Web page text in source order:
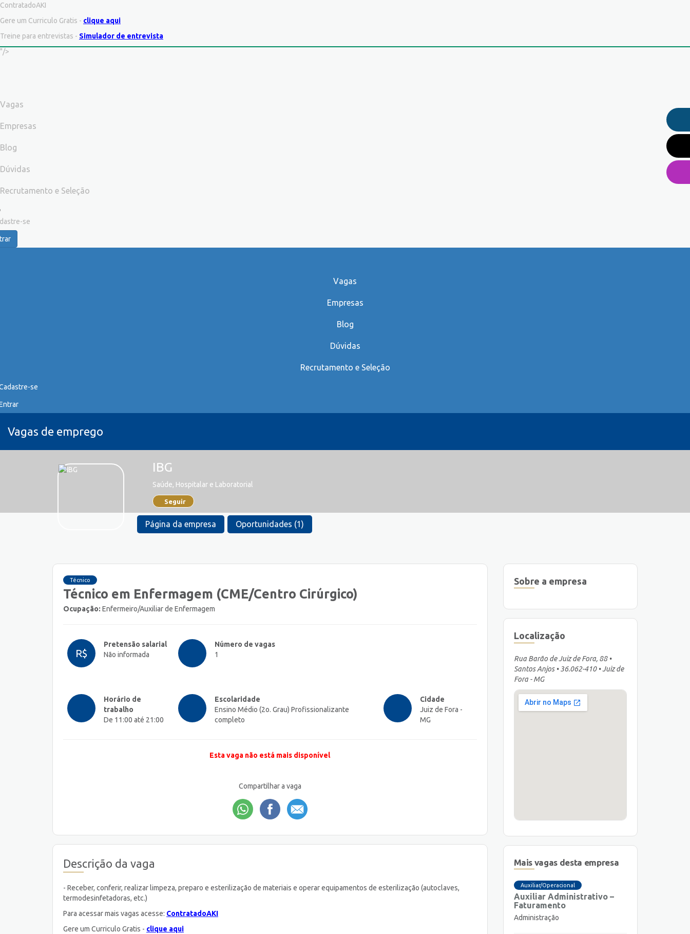
ContratadoAKI
Gere um Curriculo Gratis - clique aqui
Treine para entrevistas - Simulador de entrevista
"/>
Vagas
Empresas
Blog
Dúvidas
Recrutamento e Seleção
se
Vagas
Empresas
Blog
Dúvidas
Recrutamento e Seleção
se
Vagas de emprego
IBG
Saúde, Hospitalar e Laboratorial
Seguir
Página da empresa Oportunidades (1)
Técnico
Técnico em Enfermagem (CME/Centro Cirúrgico)
Ocupação: Enfermeiro/Auxiliar de Enfermagem
R$
Pretensão salarial
Não informada
Número de vagas
1
Horário de
trabalho
De 11:00 até 21:00
Escolaridade
Ensino Médio (2o. Grau) Profissionalizante
completo
Cidade
Juiz de Fora -
MG
Esta vaga não está mais disponível
Compartilhar a vaga
Descrição da vaga
- Receber, conferir, realizar limpeza, preparo e esterilização de materiais e operar equipamentos de esterilização (autoclaves,
termodesinfetadoras, etc.)
Para acessar mais vagas acesse: ContratadoAKI
Gere um Curriculo Gratis - clique aqui
Sobre a empresa
Localização
Rua Barão de Juiz de Fora, 88 •
Santos Anjos • 36.062-410 • Juiz de
Fora - MG
Mais vagas desta empresa
Auxiliar/Operacional
Auxiliar Administrativo –
Faturamento
Administração